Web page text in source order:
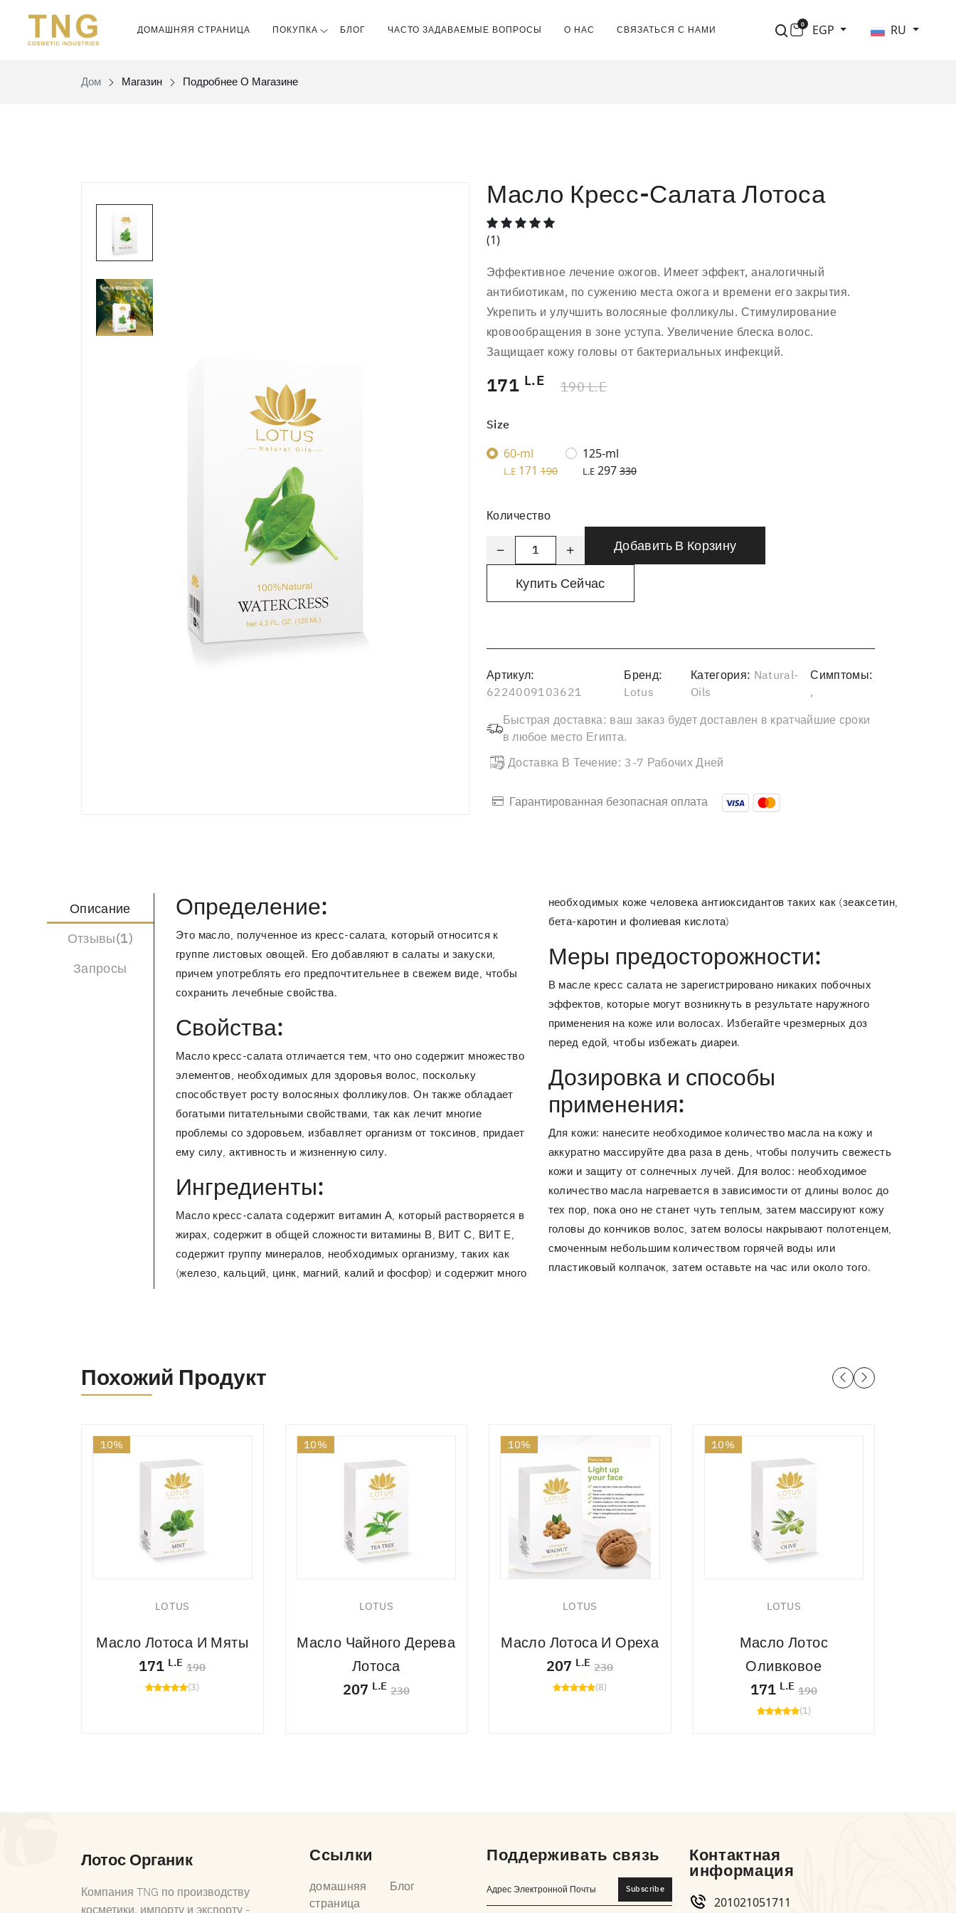
ДОМАШНЯЯ СТРАНИЦА ПОКУПКА БЛОГ ЧАСТО ЗАДАВАЕМЫЕ ВОПРОСЫ О НАС СВЯЗАТЬСЯ С НАМИ 0 EGP RU
Дом Магазин Подробнее О Магазине
Масло Кресс-Салата Лотоса
(1)
Эффективное лечение ожогов. Имеет эффект, аналогичный
антибиотикам, по сужению места ожога и времени его закрытия.
Укрепить и улучшить волосяные фолликулы. Стимулирование
кровообращения в зоне уступа. Увеличение блеска волос.
Защищает кожу головы от бактериальных инфекций.
171 L.E 190 L.E
Size
60-ml
L.E 171 190
125-ml
L.E297330
Количество
Добавить В Корзину
Купить Сейчас
Артикул:
6224009103621
Бренд:
Lotus
Категория: Natural-
Oils
Симптомы:
,
Быстрая доставка: ваш заказ будет доставлен в кратчайшие сроки
в любое место Египта.
Доставка В Течение: 3-7 Рабочих Дней
Гарантированная безопасная оплата
Описание
Отзывы(1)
Запросы
Определение:
Это масло, полученное из кресс-салата, который относится к
группе листовых овощей. Его добавляют в салаты и закуски,
причем употреблять его предпочтительнее в свежем виде, чтобы
сохранить лечебные свойства.
Свойства:
Масло кресс-салата отличается тем, что оно содержит множество
элементов, необходимых для здоровья волос, поскольку
способствует росту волосяных фолликулов. Он также обладает
богатыми питательными свойствами, так как лечит многие
проблемы со здоровьем, избавляет организм от токсинов, придает
ему силу, активность и жизненную силу.
Ингредиенты:
Масло кресс-салата содержит витамин А, который растворяется в
жирах, содержит в общей сложности витамины В, ВИТ С, ВИТ Е,
содержит группу минералов, необходимых организму, таких как
(железо, кальций, цинк, магний, калий и фосфор) и содержит много
необходимых коже человека антиоксидантов таких как (зеаксетин,
бета-каротин и фолиевая кислота)
Меры предосторожности:
В масле кресс салата не зарегистрировано никаких побочных
эффектов, которые могут возникнуть в результате наружного
применения на коже или волосах. Избегайте чрезмерных доз
перед едой, чтобы избежать диареи.
Дозировка и способы
применения:
Для кожи: нанесите необходимое количество масла на кожу и
аккуратно массируйте два раза в день, чтобы получить свежесть
кожи и защиту от солнечных лучей. Для волос: необходимое
количество масла нагревается в зависимости от длины волос до
тех пор, пока оно не станет чуть теплым, затем массируют кожу
головы до кончиков волос, затем волосы накрывают полотенцем,
смоченным небольшим количеством горячей воды или
пластиковый колпачок, затем оставьте на час или около того.
Похожий Продукт
10%
LOTUS
Масло Лотоса И Мяты
171 L.E 190
(3)
10%
LOTUS
Масло Чайного Дерева
Лотоса
207 L.E 230
10%
LOTUS
Масло Лотоса И Ореха
207 L.E 230
(8)
10%
LOTUS
Масло Лотос
Оливковое
171 L.E 190
(1)
Лотос Органик
Компания TNG по производству
Ссылки
домашняя
страница
Блог
Поддерживать связь
Subscribe
Контактная
информация
201021051711